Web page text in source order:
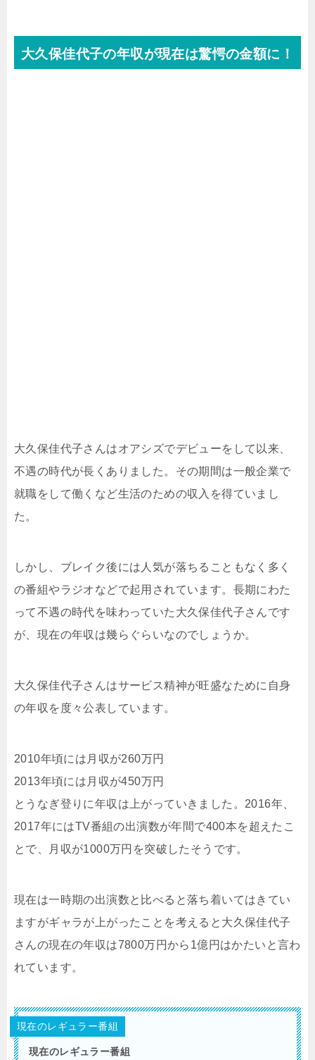
大久保佳代子の年収が現在は驚愕の金額に！
大久保佳代子さんはオアシズでデビューをして以来、
不遇の時代が長くありました。その期間は一般企業で
就職をして働くなど生活のための収入を得ていまし
た。
しかし、ブレイク後には人気が落ちることもなく多く
の番組やラジオなどで起用されています。長期にわた
って不遇の時代を味わっていた大久保佳代子さんです
が、現在の年収は幾らぐらいなのでしょうか。
大久保佳代子さんはサービス精神が旺盛なために自身
の年収を度々公表しています。
2010年頃には月収が260万円
2013年頃には月収が450万円
とうなぎ登りに年収は上がっていきました。2016年、
2017年にはTV番組の出演数が年間で400本を超えたこ
とで、月収が1000万円を突破したそうです。
現在は一時期の出演数と比べると落ち着いてはきてい
ますがギャラが上がったことを考えると大久保佳代子
さんの現在の年収は7800万円から1億円はかたいと言わ
れています。
現在のレギュラー番組
現在のレギュラー番組